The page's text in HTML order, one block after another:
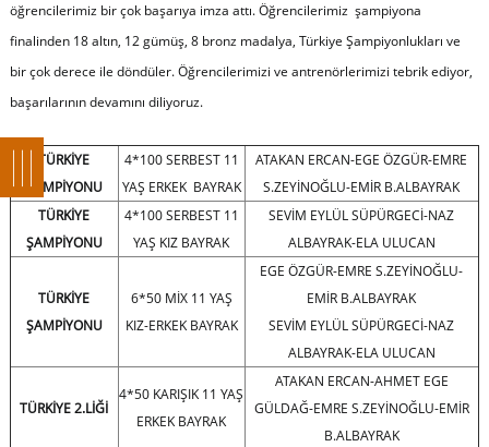
öğrencilerimiz bir çok başarıya imza attı. Öğrencilerimiz şampiyona
finalinden 18 altın, 12 gümüş, 8 bronz madalya, Türkiye Şampiyonlukları ve
bir çok derece ile döndüler. Öğrencilerimizi ve antrenörlerimizi tebrik ediyor,
başarılarının devamını diliyoruz.
TÜRKİYE
ŞAMPİYONU
4*100 SERBEST 11
YAŞ ERKEK BAYRAK
ATAKAN ERCAN-EGE ÖZGÜR-EMRE
S.ZEYİNOĞLU-EMİR B.ALBAYRAK
TÜRKİYE
ŞAMPİYONU
4*100 SERBEST 11
YAŞ KIZ BAYRAK
SEVİM EYLÜL SÜPÜRGECİ-NAZ
ALBAYRAK-ELA ULUCAN
TÜRKİYE
ŞAMPİYONU
6*50 MİX 11 YAŞ
KIZ-ERKEK BAYRAK
EGE ÖZGÜR-EMRE S.ZEYİNOĞLU-
EMİR B.ALBAYRAK
SEVİM EYLÜL SÜPÜRGECİ-NAZ
ALBAYRAK-ELA ULUCAN
TÜRKİYE 2.LİĞİ
4*50 KARIŞIK 11 YAŞ
ERKEK BAYRAK
ATAKAN ERCAN-AHMET EGE
GÜLDAĞ-EMRE S.ZEYİNOĞLU-EMİR
B.ALBAYRAK